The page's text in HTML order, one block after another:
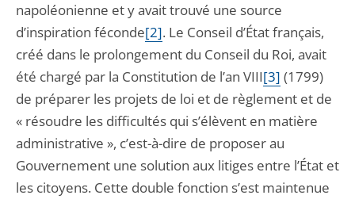
napoléonienne et y avait trouvé une source
d’inspiration féconde[2]. Le Conseil d’État français,
créé dans le prolongement du Conseil du Roi, avait
été chargé par la Constitution de l’an VIII[3] (1799)
de préparer les projets de loi et de règlement et de
« résoudre les difficultés qui s’élèvent en matière
administrative », c’est-à-dire de proposer au
Gouvernement une solution aux litiges entre l’État et
les citoyens. Cette double fonction s’est maintenue